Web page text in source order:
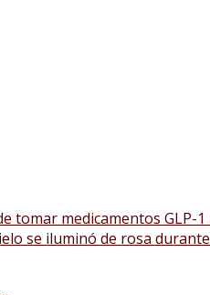
tomar medicamentos
se iluminó de rosa